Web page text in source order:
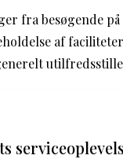
fra besøgende
af